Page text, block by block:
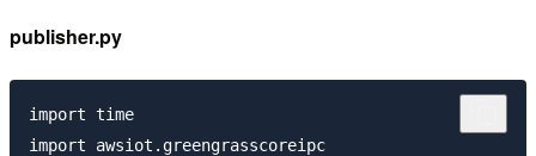
publisher.py
import time
import awsiot.greengrasscoreipc